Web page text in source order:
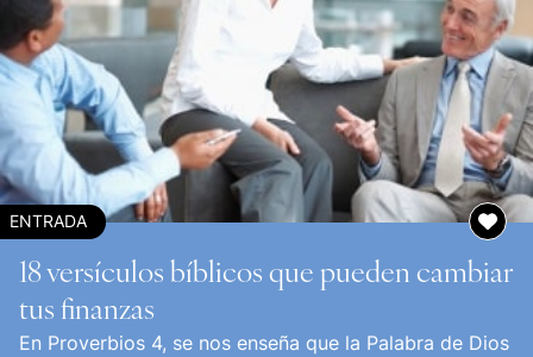
ENTRADA
18 versículos bíblicos que pueden cambiar
tus finanzas
En Proverbios 4, se nos enseña que la Palabra de Dios